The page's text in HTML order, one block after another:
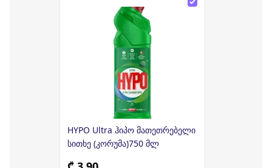
HYPO Ultra ჰიპო მათეთრებელი
სითხე (კორუმა)750 მლ